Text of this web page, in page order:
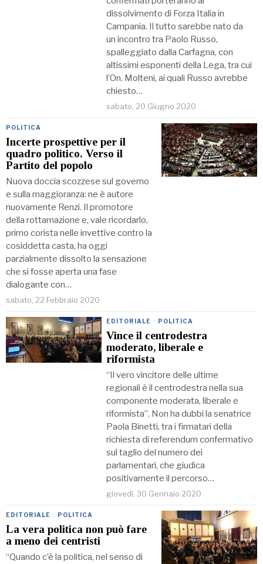
dissolvimento di Forza Italia in
Campania. Il tutto sarebbe nato da
un incontro tra Paolo Russo,
spalleggiato dalla Carfagna, con
altissimi esponenti della Lega, tra cui
l’On. Molteni, ai quali Russo avrebbe
chiesto…
sabato, 20 Giugno 2020
POLITICA
Incerte prospettive per il
quadro politico. Verso il
Partito del popolo
Nuova doccia scozzese sul governo
e sulla maggioranza: ne è autore
nuovamente Renzi. Il promotore
della rottamazione e, vale ricordarlo,
primo corista nelle invettive contro la
cosiddetta casta, ha oggi
parzialmente dissolto la sensazione
che si fosse aperta una fase
dialogante con…
sabato, 22 Febbraio 2020
EDITORIALE · POLITICA
Vince il centrodestra
moderato, liberale e
riformista
“Il vero vincitore delle ultime
regionali è il centrodestra nella sua
componente moderata, liberale e
riformista”. Non ha dubbi la senatrice
Paola Binetti, tra i firmatari della
richiesta di referendum confermativo
sul taglio del numero dei
parlamentari, che giudica
positivamente il percorso…
giovedì, 30 Gennaio 2020
EDITORIALE · POLITICA
La vera politica non può fare
a meno dei centristi
“Quando c’è la politica, nel senso di